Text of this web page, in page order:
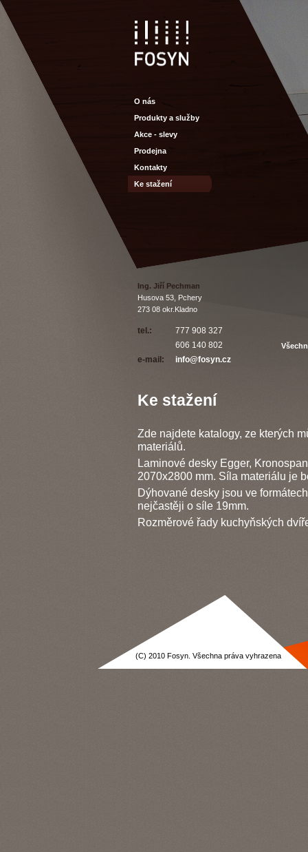
O nás
Produkty a služby
Akce - slevy
Prodejna
Kontakty
Ke stažení
Ing. Jiří Pechman
Husova 53, Pchery
273 08 okr.Kladno
tel .:
777 908 327
606 140 802
e-mail:
info@fosyn.cz
Ke stažení
Zde najdete katalogy, ze kterých
materiálů.
Laminové desky Egger, Kronospan
2070x2800 mm. Síla materiálu je
Dýhované desky jsou ve formátech
nejčastěji o síle 19mm.
Rozměrové řady kuchyňských
(C) 2010 Fosyn. Všechna práva vyhrazena